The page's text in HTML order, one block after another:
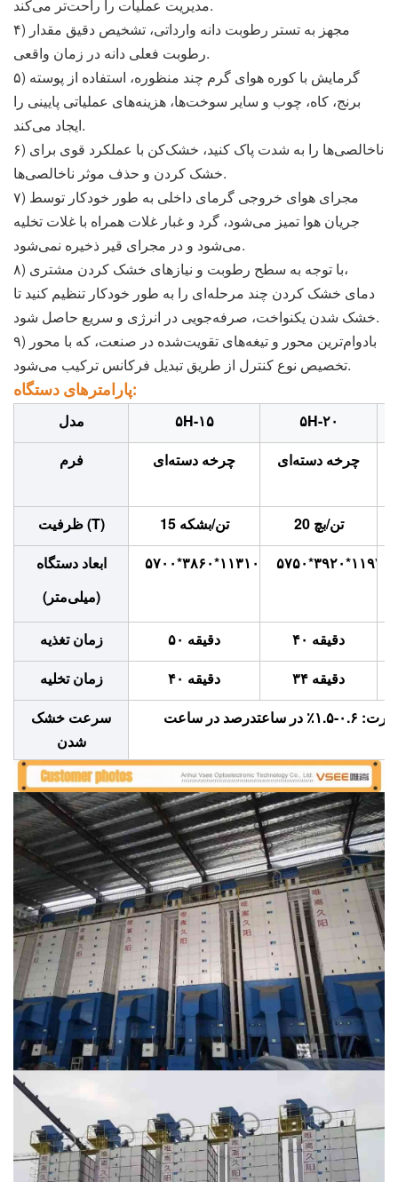
مدیریت عملیات را راحت‌تر می‌کند.
۴) مجهز به تستر رطوبت دانه وارداتی، تشخیص دقیق مقدار
رطوبت فعلی دانه در زمان واقعی.
۵) گرمایش با کوره هوای گرم چند منظوره، استفاده از پوسته
برنج، کاه، چوب و سایر سوخت‌ها، هزینه‌های عملیاتی پایینی را
ایجاد می‌کند.
۶) ناخالصی‌ها را به شدت پاک کنید، خشک‌کن با عملکرد قوی برای
خشک کردن و حذف موثر ناخالصی‌ها.
۷) مجرای هوای خروجی گرمای داخلی به طور خودکار توسط
جریان هوا تمیز می‌شود، گرد و غبار غلات همراه با غلات تخلیه
می‌شود و در مجرای قیر ذخیره نمی‌شود.
۸) با توجه به سطح رطوبت و نیازهای خشک کردن مشتری،
دمای خشک کردن چند مرحله‌ای را به طور خودکار تنظیم کنید تا
خشک شدن یکنواخت، صرفه‌جویی در انرژی و سریع حاصل شود.
۹) بادوام‌ترین محور و تیغه‌های تقویت‌شده در صنعت، که با محور
تخصیص نوع کنترل از طریق تبدیل فرکانس ترکیب می‌شود.
پارامترهای دستگاه:
مدل ۵H-۱۵
۵H-۲۰
فرم
چرخه دسته‌ای چرخه دسته‌ای
ظرفیت (T) 15 تن/بشکه
20 تن/بچ
ابعاد دستگاه
(میلی‌متر)
۵۷۰۰*۳۸۶۰*۱۱۳۱۰ ۵۷۵۰*۳۹۲۰*۱۱۹۷۰
زمان تغذیه ۵۰ دقیقه
۴۰ دقیقه
زمان تخلیه
۴۰ دقیقه
۳۴ دقیقه
سرعت خشک
شدن
درصد در ساعت